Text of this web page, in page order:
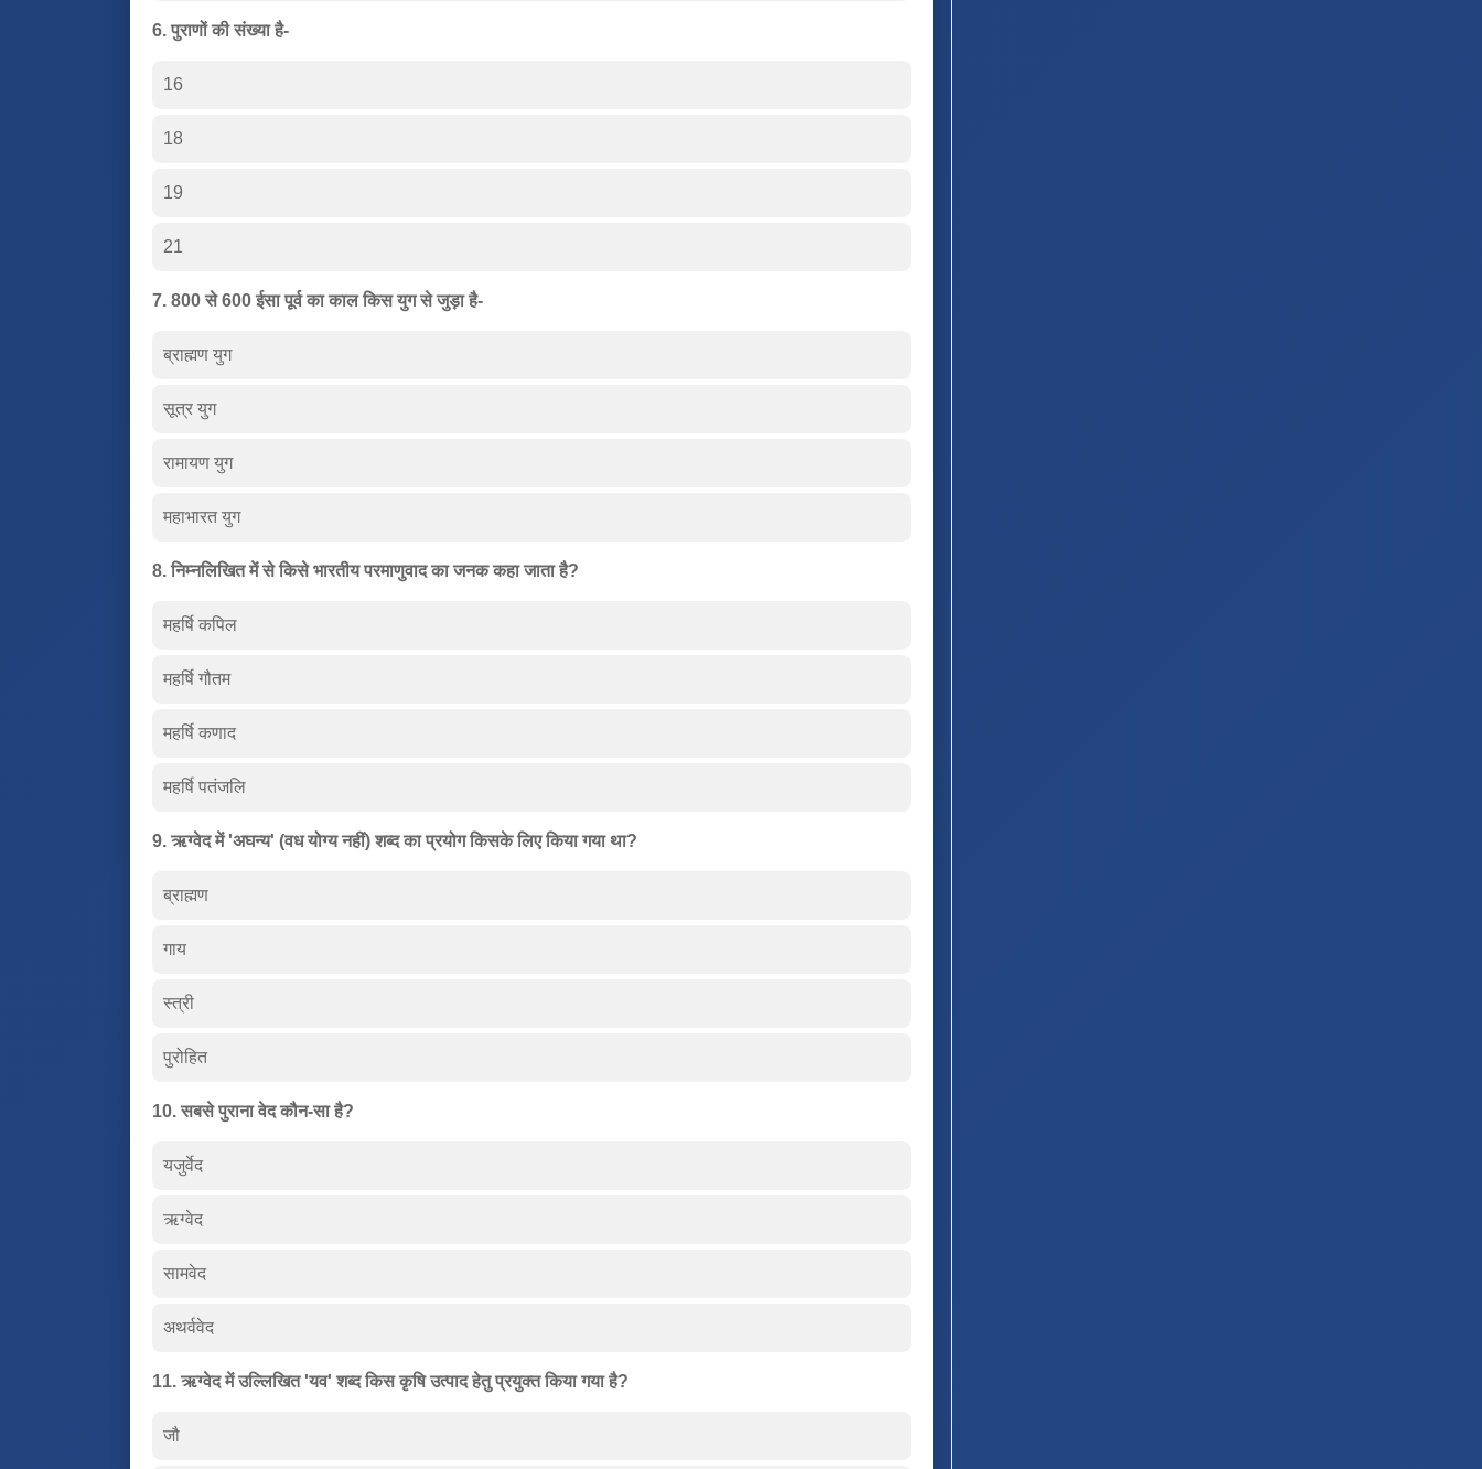
6. पुराणों की संख्या है-
16
18
19
21
7. 800 से 600 ईसा पूर्व का काल किस युग से जुड़ा है-
ब्राह्मण युग
सूत्र युग
रामायण युग
महाभारत युग
8. निम्नलिखित में से किसे भारतीय परमाणुवाद का जनक कहा जाता है?
महर्षि कपिल
महर्षि गौतम
महर्षि कणाद
महर्षि पतंजलि
9. ऋग्वेद में 'अघन्य' (वध योग्य नहीं) शब्द का प्रयोग किसके लिए किया गया था?
ब्राह्मण
गाय
स्त्री
पुरोहित
10. सबसे पुराना वेद कौन-सा है?
यजुर्वेद
ऋग्वेद
सामवेद
अथर्ववेद
11. ऋग्वेद में उल्लिखित 'यव' शब्द किस कृषि उत्पाद हेतु प्रयुक्त किया गया है?
जौ